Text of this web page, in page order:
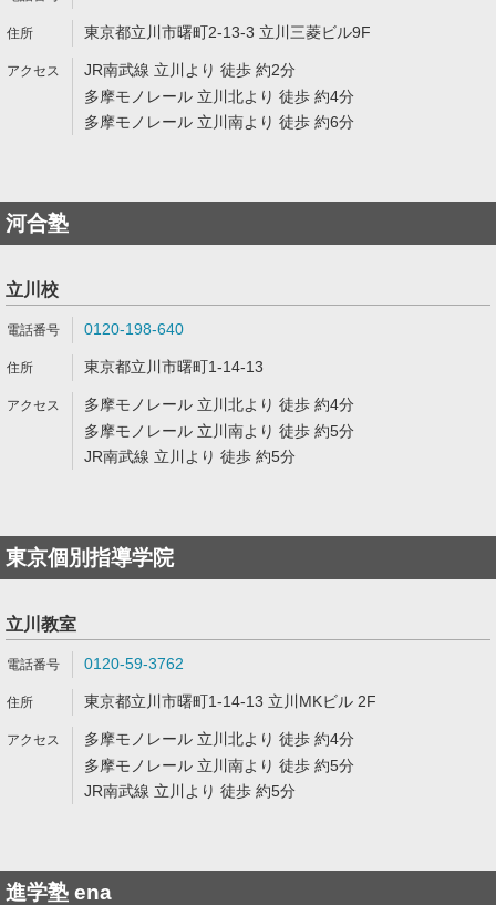
東京都立川市曙町2-13-3 立川三菱ビル9F
JR南武線 立川より 徒歩 約2分
多摩モノレール 立川北より 徒歩 約4分
多摩モノレール 立川南より 徒歩 約6分
河合塾
立川校
0120-198-640
東京都立川市曙町1-14-13
多摩モノレール 立川北より 徒歩 約4分
多摩モノレール 立川南より 徒歩 約5分
JR南武線 立川より 徒歩 約5分
東京個別指導学院
立川教室
0120-59-3762
東京都立川市曙町1-14-13 立川MKビル 2F
多摩モノレール 立川北より 徒歩 約4分
多摩モノレール 立川南より 徒歩 約5分
JR南武線 立川より 徒歩 約5分
進学塾 ena